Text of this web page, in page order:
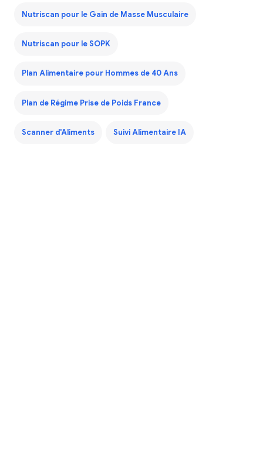
Nutriscan pour le Gain de Masse Musculaire
Nutriscan pour le SOPK
Plan Alimentaire pour Hommes de 40 Ans
Plan de Régime Prise de Poids France
Scanner d'Aliments Suivi Alimentaire IA